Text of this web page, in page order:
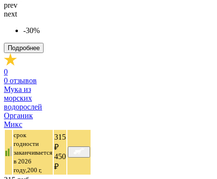
prev
next
-30%
Подробнее
0
0 отзывов
Мука из
морских
водорослей
Органик
Микс
срок
годности
заканчивается
в 2026
году,200 г,
315
₽
450
₽